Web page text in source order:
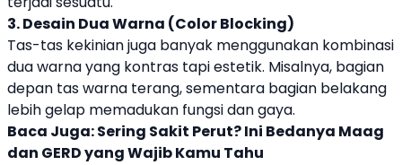
3. Desain Dua Warna (Color Blocking)
Tas-tas kekinian juga banyak menggunakan kombinasi
dua warna yang kontras tapi estetik. Misalnya, bagian
depan tas warna terang, sementara bagian belakang
lebih gelap memadukan fungsi dan gaya.
Baca Juga:Sering Sakit Perut? Ini Bedanya Maag
dan GERD yang Wajib Kamu Tahu